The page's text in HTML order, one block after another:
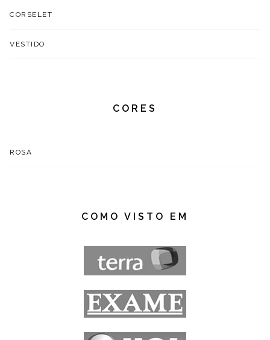
CORSELET
VESTIDO
CORES
ROSA
COMO VISTO EM